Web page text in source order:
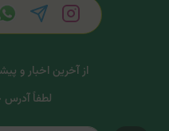
از آخرین اخبار و
لطفاً آدرس